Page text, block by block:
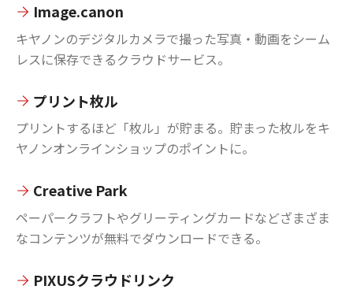
Image.canon
キヤノンのデジタルカメラで撮った写真・動画をシーム
レスに保存できるクラウドサービス。
プリント枚ル
プリントするほど「枚ル」が貯まる。貯まった枚ルをキ
ヤノンオンラインショップのポイントに。
Creative Park
ペーパークラフトやグリーティングカードなどざまざま
なコンテンツが無料でダウンロードできる。
PIXUSクラウドリンク